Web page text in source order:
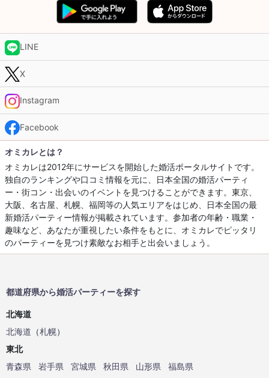
LINE
X
Instagram
Facebook
オミカレとは？
オミカレは2012年にサービスを開始した婚活ポータルサイトです。
独自のランキングや口コミ情報を元に、日本全国の婚活パーティ
ー・街コン・出会いのイベントを見つけることができます。東京、
大阪、名古屋、札幌、福岡等の人気エリアをはじめ、日本全国の最
新婚活パーティー情報が掲載されています。参加者の年齢・職業・
趣味など、あなたが重視したい条件をもとに、オミカレでピッタリ
のパーティーを見つけ素敵なお相手と出会いましょう。
都道府県から婚活パーティーを探す
北海道
北海道 （札幌）
東北
青森県
岩手県 宮城県 秋田県 山形県
福島県